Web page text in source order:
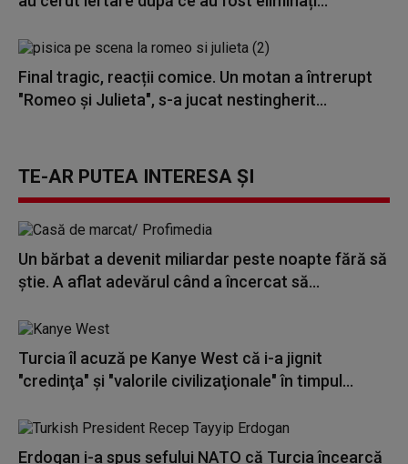
Final tragic, reacții comice. Un motan a întrerupt
"Romeo și Julieta", s-a jucat nestingherit...
TE-AR PUTEA INTERESA ȘI
Un bărbat a devenit miliardar peste noapte fără să
știe. A aflat adevărul când a încercat să...
Turcia îl acuză pe Kanye West că i-a jignit
"credinţa" şi "valorile civilizaţionale" în timpul...
Erdogan i-a spus şefului NATO că Turcia încearcă